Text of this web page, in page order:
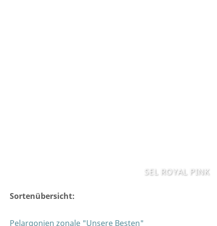
SEL ROYAL PINK
Sortenübersicht:
Pelargonien zonale "Unsere Besten"